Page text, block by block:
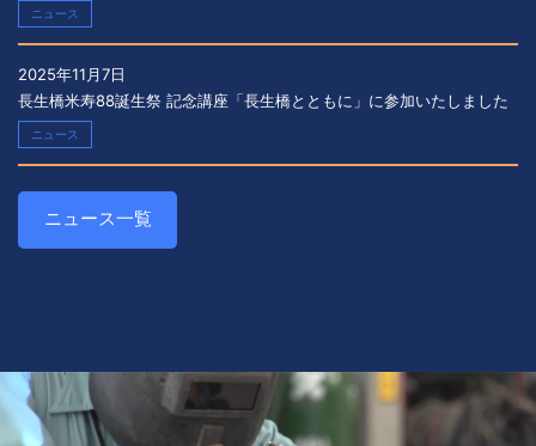
ニュース
長生橋米寿88誕生祭 記念講座「長生橋とともに」に参加いたしました
2025年11月7日
ニュース
ニュース一覧